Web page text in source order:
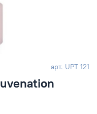
арт. UPT 121